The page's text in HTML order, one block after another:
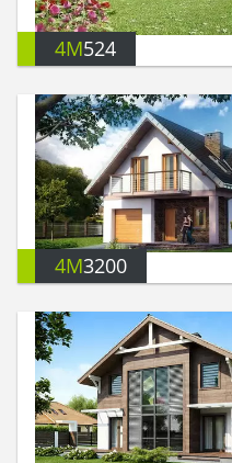
4M524
4M3200